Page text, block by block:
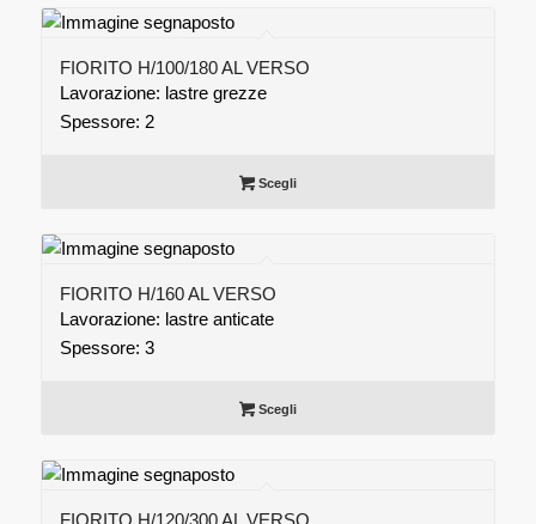
FIORITO H/100/180 AL VERSO
Lavorazione: lastre grezze
Spessore: 2
Scegli
FIORITO H/160 AL VERSO
Lavorazione: lastre anticate
Spessore: 3
Scegli
FIORITO H/120/300 AL VERSO